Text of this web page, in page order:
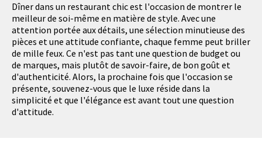
Dîner dans un restaurant chic est l'occasion de montrer le
meilleur de soi-même en matière de style. Avec une
attention portée aux détails, une sélection minutieuse des
pièces et une attitude confiante, chaque femme peut briller
de mille feux. Ce n'est pas tant une question de budget ou
de marques, mais plutôt de savoir-faire, de bon goût et
d'authenticité. Alors, la prochaine fois que l'occasion se
présente, souvenez-vous que le luxe réside dans la
simplicité et que l'élégance est avant tout une question
d'attitude.